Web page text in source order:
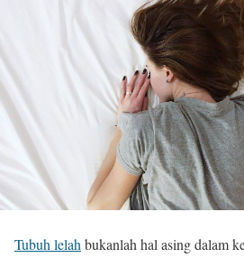
Tubuh lelah bukanlah hal asing dalam